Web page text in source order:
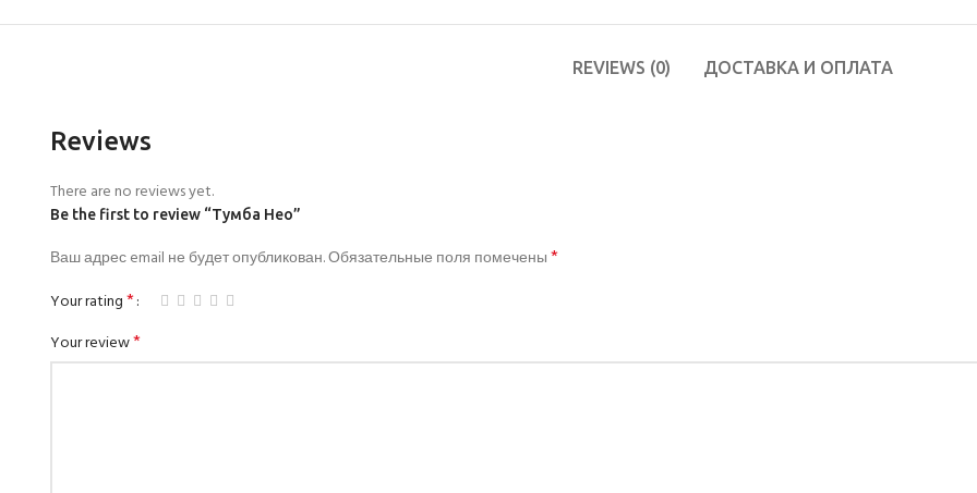
REVIEWS (0) ДОСТАВКА И ОПЛАТА
Reviews
There are no reviews yet.
Be the first to review “Тумба Нео”
Ваш адрес email не будет опубликован.Обязательные поля помечены*
Your rating*
Your review*